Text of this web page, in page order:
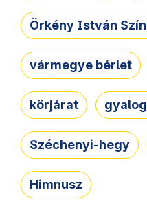
Örkény István
vármegye bérlet
körjárat
Széchenyi-hegy
Himnusz